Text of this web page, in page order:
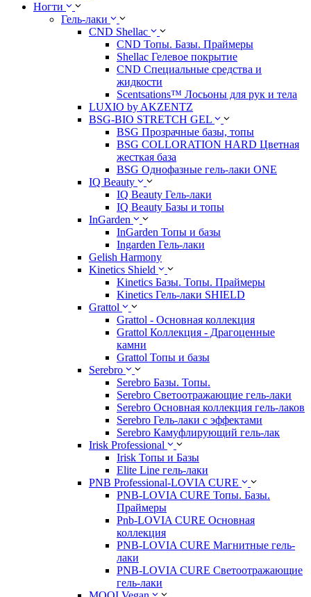
Ногти
Гель-лаки
CND Shellac
CND Топы. Базы. Праймеры
Shellac Гелевое покрытие
CND Специальные средства и
жидкости
Scentsations™ Лосьоны для рук и тела
LUXIO by AKZENTZ
BSG-BIO STRETCH GEL
BSG Прозрачные базы, топы
BSG COLLORATION HARD Цветная
жесткая база
BSG Однофазные гель-лаки ONE
IQ Beauty
IQ Beauty Гель-лаки
IQ Beauty Базы и топы
InGarden
InGarden Топы и базы
Ingarden Гель-лаки
Gelish Harmony
Kinetics Shield
Kinetics Базы. Топы. Праймеры
Kinetics Гель-лаки SHIELD
Grattol
Grattol - Oснoвнaя коллекция
Grattol Коллекция - Драгоценные
камни
Grattol Топы и базы
Serebro
Serebro Базы. Топы.
Serebro Светоотражающие гель-лаки
Serebro Основная коллекция гель-лаков
Serebro Гель-лаки с эффектами
Serebro Камуфлирующий гель-лак
Irisk Professional
Irisk Топы и Базы
Elite Line гель-лаки
PNB Professional-LOVIA CURE
PNB-LOVIA CURE Топы. Базы.
Праймеры
Pnb-LOVIA CURE Основная
коллекция
PNB-LOVIA CURE Магнитные гель-
лаки
PNB-LOVIA CURE Cветоотражающие
гель-лаки